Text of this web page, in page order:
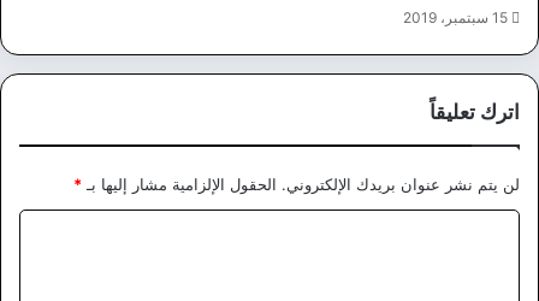
15 سبتمبر، 2019
اترك تعليقاً
لن يتم نشر عنوان بريدك الإلكتروني. الحقول الإلزامية مشار إليها بـ *